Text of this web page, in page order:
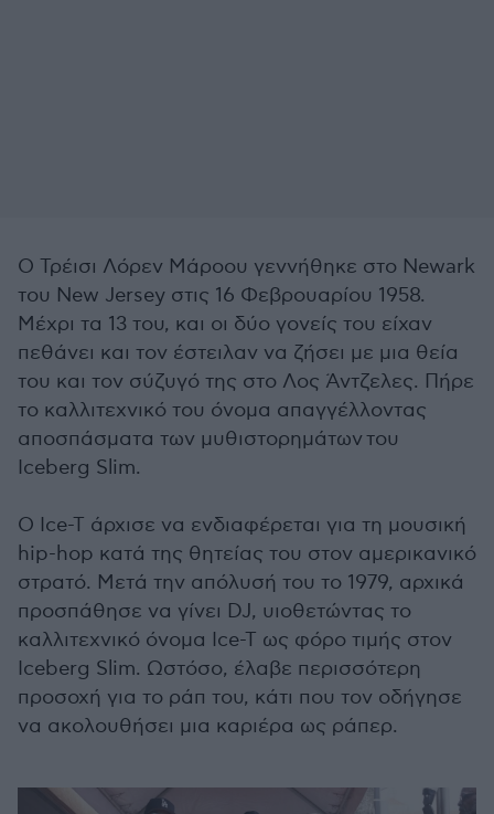
Ο Τρέισι Λόρεν Μάροου γεννήθηκε στο Newark
του New Jersey στις 16 Φεβρουαρίου 1958.
Μέχρι τα 13 του, και οι δύο γονείς του είχαν
πεθάνει και τον έστειλαν να ζήσει με μια θεία
του και τον σύζυγό της στο Λος Άντζελες. Πήρε
το καλλιτεχνικό του όνομα απαγγέλλοντας
αποσπάσματα των μυθιστορημάτων του
Iceberg Slim.
Ο Ice-T άρχισε να ενδιαφέρεται για τη μουσική
hip-hop κατά της θητείας του στον αμερικανικό
στρατό. Μετά την απόλυσή του το 1979, αρχικά
προσπάθησε να γίνει DJ, υιοθετώντας το
καλλιτεχνικό όνομα Ice-T ως φόρο τιμής στον
Iceberg Slim. Ωστόσο, έλαβε περισσότερη
προσοχή για το ράπ του, κάτι που τον οδήγησε
να ακολουθήσει μια καριέρα ως ράπερ.